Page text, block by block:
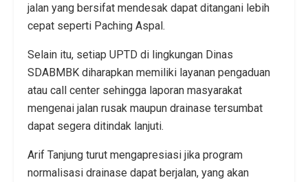
jalan yang bersifat mendesak dapat ditangani lebih
cepat seperti Paching Aspal.
Selain itu, setiap UPTD di lingkungan Dinas
SDABMBK diharapkan memiliki layanan pengaduan
atau call center sehingga laporan masyarakat
mengenai jalan rusak maupun drainase tersumbat
dapat segera ditindak lanjuti.
Arif Tanjung turut mengapresiasi jika program
normalisasi drainase dapat berjalan, yang akan